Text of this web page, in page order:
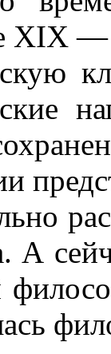
XIX —
А